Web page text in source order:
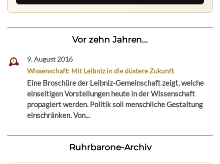
Vor zehn Jahren...
9. August 2016
Wissenschaft: Mit Leibniz in die düstere Zukunft
Eine Broschüre der Leibniz-Gemeinschaft zeigt, welche
einseitigen Vorstellungen heute in der Wissenschaft
propagiert werden. Politik soll menschliche Gestaltung
einschränken. Von...
Ruhrbarone-Archiv